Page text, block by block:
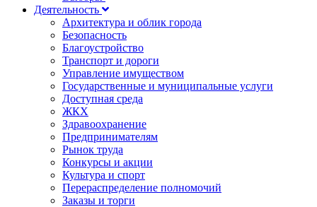
Деятельность
Архитектура и облик города
Безопасность
Благоустройство
Транспорт и дороги
Управление имуществом
Государственные и муниципальные услуги
Доступная среда
ЖКХ
Здравоохранение
Предпринимателям
Рынок труда
Конкурсы и акции
Культура и спорт
Перераспределение полномочий
Заказы и торги